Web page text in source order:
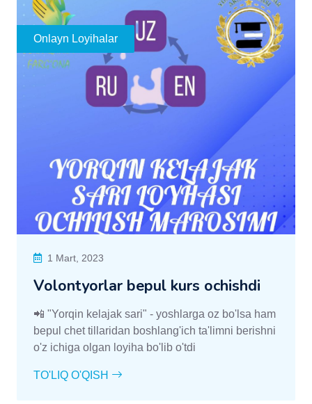
Onlayn Loyihalar
1 Mart, 2023
Volontyorlar bepul kurs ochishdi
📲 "Yorqin kelajak sari" - yoshlarga oz bo'lsa ham
bepul chet tillaridan boshlang'ich ta'limni berishni
o'z ichiga olgan loyiha bo'lib o'tdi
TO'LIQ O'QISH